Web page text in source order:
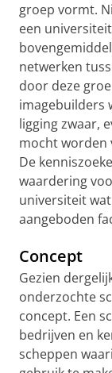
groep vormt.
een
netwerken
door deze
imagebuilders
ligging zwaar,
mocht worden
De
waardering
universiteit
aangeboden
Concept
Gezien
onderzochte
concept. Een
bedrijven en
scheppen